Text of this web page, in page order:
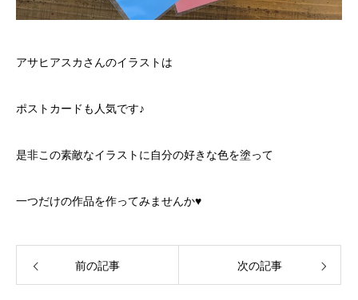
アサヒアスカさんのイラストは
ポストカードも人気です♪
是非この素敵なイラストに自分の好きな色を塗って
一つだけの作品を作ってみませんか♥
前の記事 次の記事